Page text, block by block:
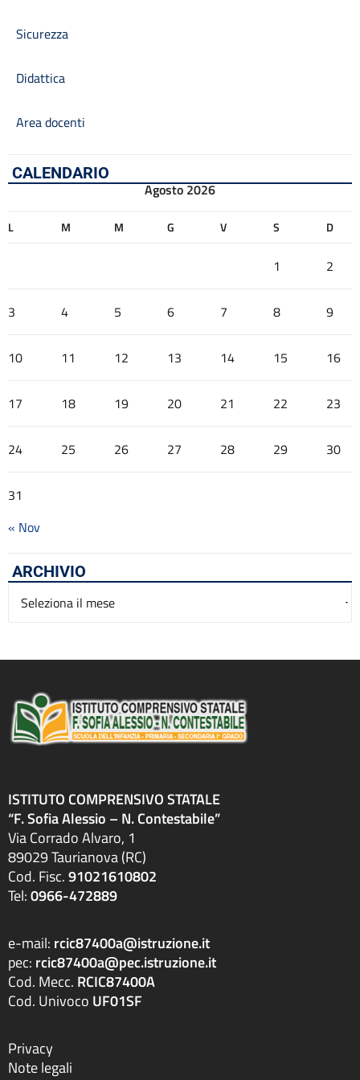
Sicurezza
Didattica
Area docenti
CALENDARIO
Agosto 2026
L M M G V S D
1 2
3 4 5 6 7 8 9
10 11 12 13 14 15 16
17 18 19 20 21 22 23
24 25 26 27 28 29 30
31
« Nov
ARCHIVIO
Archivio
ISTITUTO COMPRENSIVO STATALE
“F. Sofia Alessio – N. Contestabile”
Via Corrado Alvaro, 1
89029 Taurianova (RC)
Cod. Fisc.91021610802
Tel:0966-472889
e-mail: rcic87400a@istruzione.it
pec: rcic87400a@pec.istruzione.it
Cod. Mecc. RCIC87400A
Cod. Univoco UF01SF
Privacy
Note legali